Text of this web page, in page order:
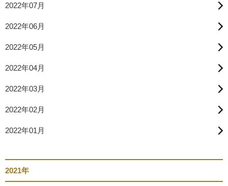
2022年07月
2022年06月
2022年05月
2022年04月
2022年03月
2022年02月
2022年01月
2021年